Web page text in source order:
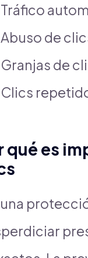
Tráfico
Abuso de
Granjas de
Clics
qué es